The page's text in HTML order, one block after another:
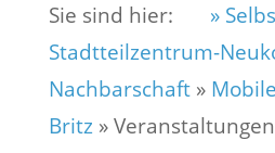
Sie sind hier:
»
Stadtteilzentrum-
Nachbarschaft»
Britz»Veranstaltungen